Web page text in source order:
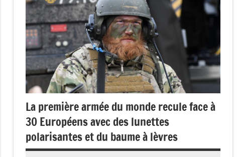
La première armée du monde recule face à
30 Européens avec des lunettes
polarisantes et du baume à lèvres